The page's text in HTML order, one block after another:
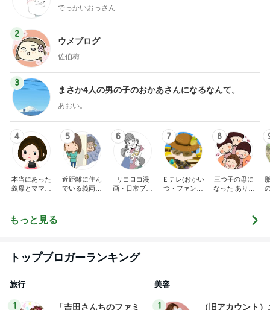
でっかいおっさん
2
ウメブログ
佐伯梅
3
まさか4人の男の子のおかあさんになるなんて。
あおい。
4
本当にあった
義母とママ友
5
近距離に住ん
でいる義両親
6
リコロコ漫
画・日常ブロ
7
Ｅテレ(おかい
つ・ファンタ
8
三つ子の母に
なった ありつ
もっと見る
トップブロガーランキング
旅行
1 「吉田さんちのファミ
美容
1 （旧アカウント